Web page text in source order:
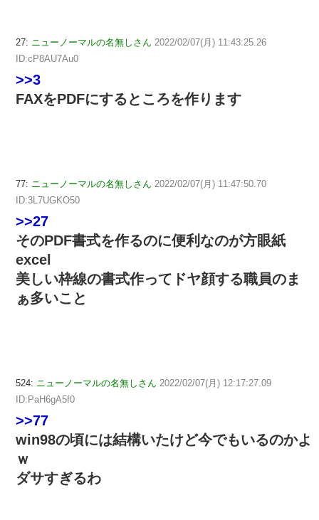
27: ニューノーマルの名無しさん 2022/02/07(月) 11:43:25.26
ID:cP8AU7Au0
>>3
FAXをPDFにするところを作ります
77: ニューノーマルの名無しさん 2022/02/07(月) 11:47:50.70
ID:3L7UGKO50
>>27
そのPDF書式を作るのに便利なのが方眼紙
excel
美しい枠線の書式作ってドヤ顔する職員のま
ぁ多いこと
524: ニューノーマルの名無しさん 2022/02/07(月) 12:17:27.09
ID:PaH6gA5f0
>>77
win98の頃には結構いたけど今でもいるのかよ
ｗ
ダサすぎるわ